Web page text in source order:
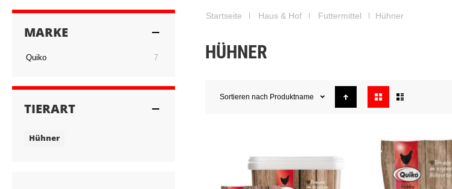
Startseite Haus & Hof Futtermittel Hühner
HÜHNER
Sortieren nach Produktname
als
MARKE
Quiko 7Artikel
TIERART
Hühner